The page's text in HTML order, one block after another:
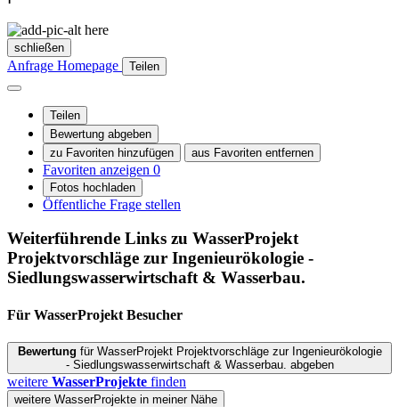
schließen
Anfrage Homepage Teilen
Teilen
Bewertung abgeben
zu Favoriten hinzufügen
aus Favoriten entfernen
Favoriten anzeigen 0
Fotos hochladen
Öffentliche Frage stellen
Weiterführende Links zu WasserProjekt
Projektvorschläge zur Ingenieurökologie -
Siedlungswasserwirtschaft & Wasserbau.
Für WasserProjekt Besucher
Bewertung für WasserProjekt Projektvorschläge zur Ingenieurökologie
- Siedlungswasserwirtschaft & Wasserbau. abgeben
weitere WasserProjekte finden
weitere WasserProjekte in meiner Nähe